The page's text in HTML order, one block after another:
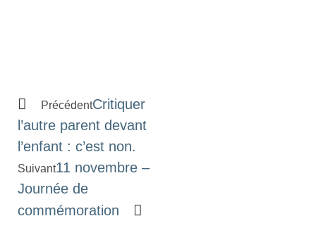
PrécédentCritiquer
l’autre parent devant
l’enfant : c’est non.
Suivant11 novembre –
Journée de
commémoration